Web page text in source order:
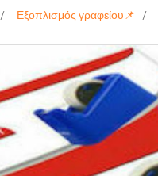
/ Εξοπλισμός γραφείου📌 /